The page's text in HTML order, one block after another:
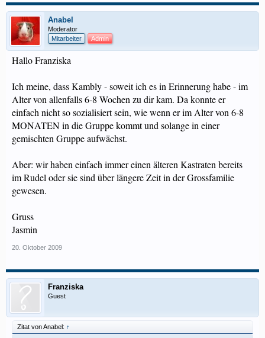
Anabel
Moderator
Mitarbeiter
Admin
Hallo Franziska
Ich meine, dass Kambly - soweit ich es in Erinnerung habe - im
Alter von allenfalls 6-8 Wochen zu dir kam. Da konnte er
einfach nicht so sozialisiert sein, wie wenn er im Alter von 6-8
MONATEN in die Gruppe kommt und solange in einer
gemischten Gruppe aufwächst.
Aber: wir haben einfach immer einen älteren Kastraten bereits
im Rudel oder sie sind über längere Zeit in der Grossfamilie
gewesen.
Gruss
Jasmin
20. Oktober 2009
Franziska
Guest
Zitat von Anabel: ↑